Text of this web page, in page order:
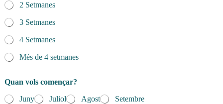
2 Setmanes
3 Setmanes
4 Setmanes
Més de 4 setmanes
Quan vols començar?
Juny
Juliol Agost Setembre